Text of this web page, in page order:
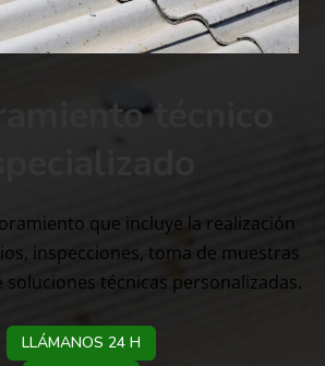
técnico
que incluye la realización
inspecciones, toma de muestras
técnicas personalizadas.
LLÁMANOS 24 H